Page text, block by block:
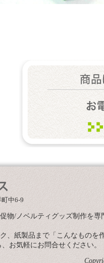
中6-9
物/ノベルティグッズ制作を専
、紙製品まで「こんなものを
お気軽にお問合せください。